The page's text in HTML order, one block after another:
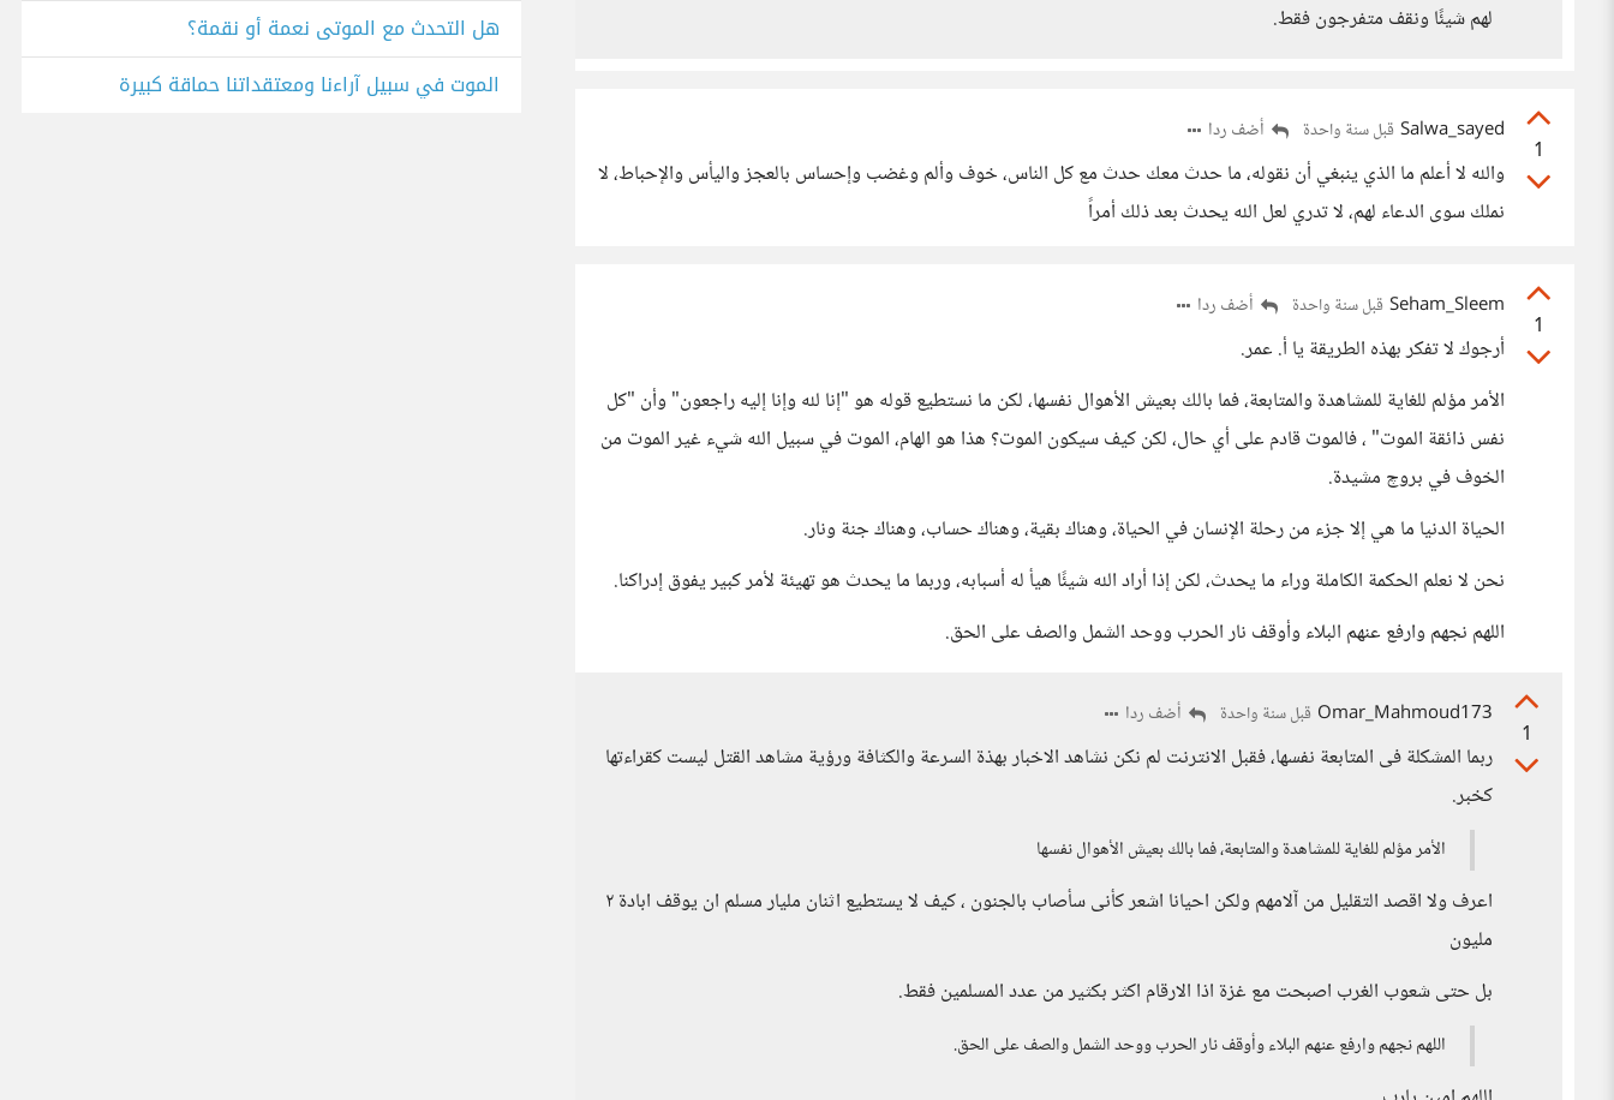
لهم شيئًا ونقف متفرجون فقط.
1
Salwa_sayed قبل سنة واحدة أضف ردا
والله لا أعلم ما الذي ينبغي أن نقوله، ما حدث معك حدث مع كل الناس، خوف وألم وغضب وإحساس بالعجز واليأس والإحباط، لا
نملك سوى الدعاء لهم، لا تدري لعل الله يحدث بعد ذلك أمراً
1
Seham_Sleem قبل سنة واحدة أضف ردا
أرجوك لا تفكر بهذه الطريقة يا أ. عمر.
الأمر مؤلم للغاية للمشاهدة والمتابعة، فما بالك بعيش الأهوال نفسها، لكن ما نستطيع قوله هو "إنا لله وإنا إليه راجعون" وأن "كل
نفس ذائقة الموت" ، فالموت قادم على أي حال، لكن كيف سيكون الموت؟ هذا هو الهام، الموت في سبيل الله شيء غير الموت من
الخوف في بروچ مشيدة.
الحياة الدنيا ما هي إلا جزء من رحلة الإنسان في الحياة، وهناك بقية، وهناك حساب، وهناك جنة ونار.
نحن لا نعلم الحكمة الكاملة وراء ما يحدث، لكن إذا أراد الله شيئًا هيأ له أسبابه، وربما ما يحدث هو تهيئة لأمر كبير يفوق إدراكنا.
اللهم نجهم وارفع عنهم البلاء وأوقف نار الحرب ووحد الشمل والصف على الحق.
1
Omar_Mahmoud173 قبل سنة واحدة أضف ردا
ربما المشكلة فى المتابعة نفسها، فقبل الانترنت لم نكن نشاهد الاخبار بهذة السرعة والكثافة ورؤية مشاهد القتل ليست كقراءتها
كخبر.
الأمر مؤلم للغاية للمشاهدة والمتابعة، فما بالك بعيش الأهوال نفسها
اعرف ولا اقصد التقليل من آلامهم ولكن احيانا اشعر كأنى سأصاب بالجنون ، كيف لا يستطيع اثنان مليار مسلم ان يوقف ابادة ٢
مليون
بل حتى شعوب الغرب اصبحت مع غزة اذا الارقام اكثر بكثير من عدد المسلمين فقط.
اللهم نجهم وارفع عنهم البلاء وأوقف نار الحرب ووحد الشمل والصف على الحق.
هل التحدث مع الموتى نعمة أو نقمة؟
الموت في سبيل آراءنا ومعتقداتنا حماقة كبيرة